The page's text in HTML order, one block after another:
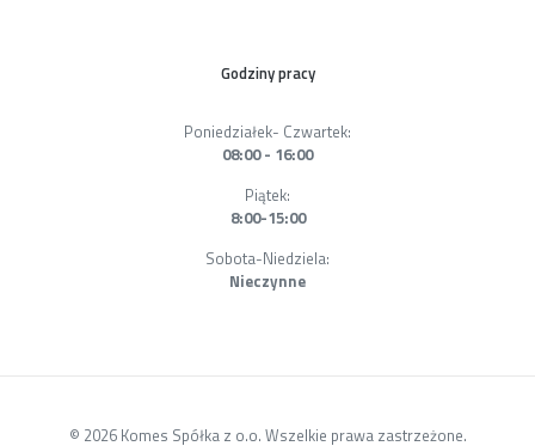
Godziny pracy
Poniedziałek- Czwartek:
08:00 - 16:00
Piątek:
8:00-15:00
Sobota-Niedziela:
Nieczynne
© 2026 Komes Spółka z o.o. Wszelkie prawa zastrzeżone.